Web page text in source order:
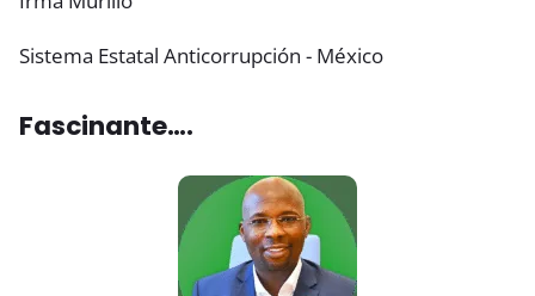
Sistema Estatal Anticorrupción - México
Fascinante….